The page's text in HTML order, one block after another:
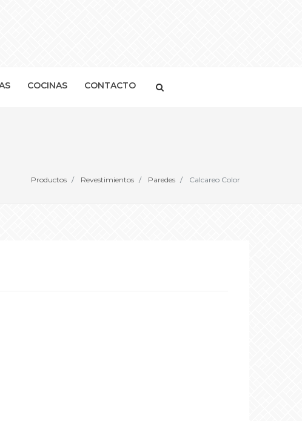
COCINAS CONTACTO
Productos Revestimientos Paredes Calcareo Color